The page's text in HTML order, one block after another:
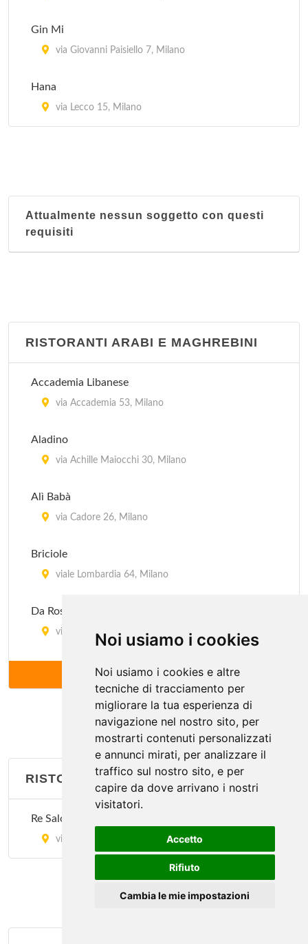
Noi usiamo i cookies
Noi usiamo i cookies e altre
tecniche di tracciamento per
migliorare la tua esperienza di
navigazione nel nostro sito, per
mostrarti contenuti personalizzati
e annunci mirati, per analizzare il
traffico sul nostro sito, e per
capire da dove arrivano i nostri
visitatori.
Accetto
Rifiuto
Cambia le mie impostazioni
Lon Fon
Mei Lin
via San Giovanni sul Muro 13, Milano
Gin Mi
via Giovanni Paisiello 7, Milano
Hana
via Lecco 15, Milano
Attualmente nessun soggetto con questi
requisiti
RISTORANTI ARABI E MAGHREBINI
Accademia Libanese
via Accademia 53, Milano
Aladino
via Achille Maiocchi 30, Milano
Alì Babà
via Cadore 26, Milano
Briciole
viale Lombardia 64, Milano
Da Rosy
via Alessandro Tadino 2, Milano
Dawali Lebanese Restaurant
via Corrado II il Salico 10, Milano
via Masolino da Panicale 13, Milano
Il Moro 1
via Laura Ciceri Visconti 8, Milano
Il Moro 2
via Andrea Salaino 12, Milano
ALTRI (14)
RISTORANTI EBRAICI
Re Salomone
via Giorgio Washington 9, Milano